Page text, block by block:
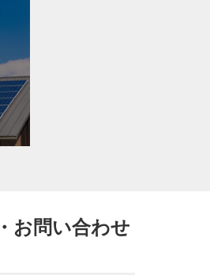
お問い合わせ